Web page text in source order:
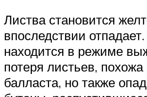
Листва становится
впоследствии
находится в режиме
потеря листьев,
балласта, но также